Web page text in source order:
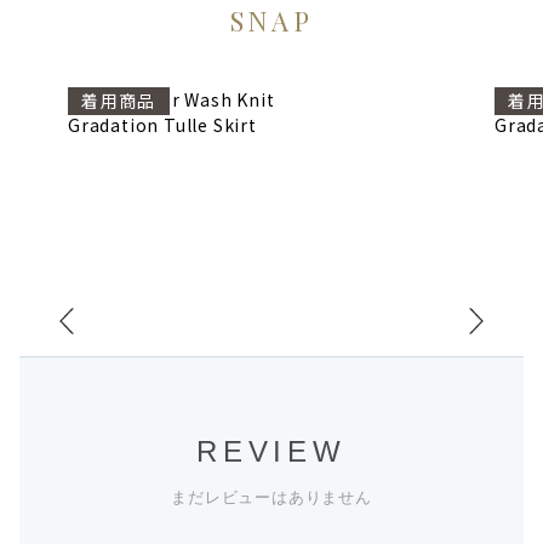
SNAP
着用商品
Off Shoulder Wash Knit
Gradation Tulle Skirt
着
REVIEW
まだレビューはありません